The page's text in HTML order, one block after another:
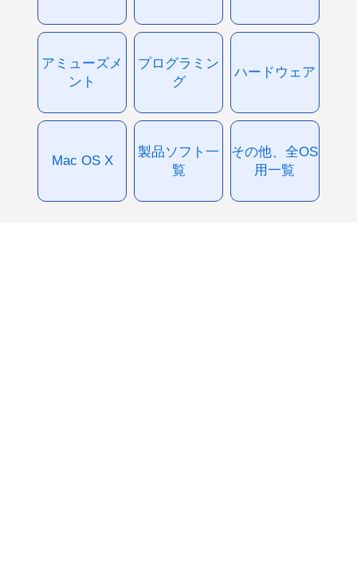
アミューズメ
ント
プログラミン
グ
ハードウェア
Mac OS X
製品ソフト一
覧
その他、全OS
用一覧